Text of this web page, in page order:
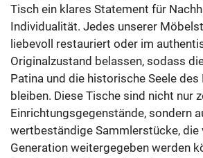
Tisch ein klares Statement für
Individualität. Jedes unserer
liebevoll restauriert oder im
Originalzustand belassen, sodass
Patina und die historische Seele
bleiben. Diese Tische sind nicht nur
Einrichtungsgegenstände, sondern
wertbeständige Sammlerstücke, die
Generation weitergegeben werden